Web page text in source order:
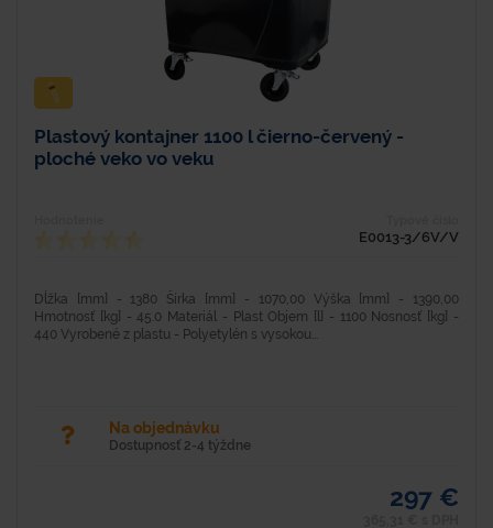
Plastový kontajner 1100 l čierno-červený -
ploché veko vo veku
E0013-3/6V/V
Dĺžka [mm] - 1380 Šírka [mm] - 1070,00 Výška [mm] - 1390,00
Hmotnosť [kg] - 45.0 Materiál - Plast Objem [l] - 1100 Nosnosť [kg] -
440 Vyrobené z plastu - Polyetylén s vysokou...
Na objednávku
Dostupnosť 2-4 týždne
297 €